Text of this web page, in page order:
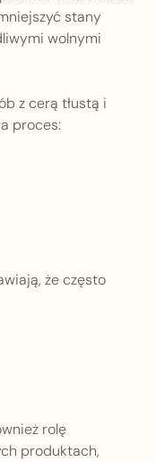
stany
wolnymi
z cerą tłustą i
proces:
że często
rolę
produktach,